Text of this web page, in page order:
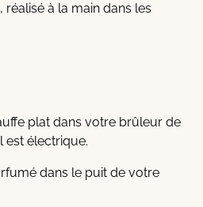
réalisé à la main dans les
plat dans votre brûleur de
est électrique.
dans le puit de votre